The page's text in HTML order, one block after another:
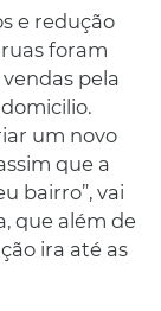
e redução
foram
pela
um novo
que a
bairro”, vai
que além de
ira até as